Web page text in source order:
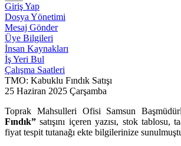
Giriş Yap
Dosya Yönetimi
Mesaj Gönder
Üye Bilgileri
İnsan Kaynakları
İş Yeri Bul
Çalışma Saatleri
TMO: Kabuklu Fındık Satışı
25 Haziran 2025 Çarşamba
Toprak Mahsulleri Ofisi Samsun
Fındık”satışını içeren yazısı, stok tablosu,
fiyat tespit tutanağı ekte bilgilerinize